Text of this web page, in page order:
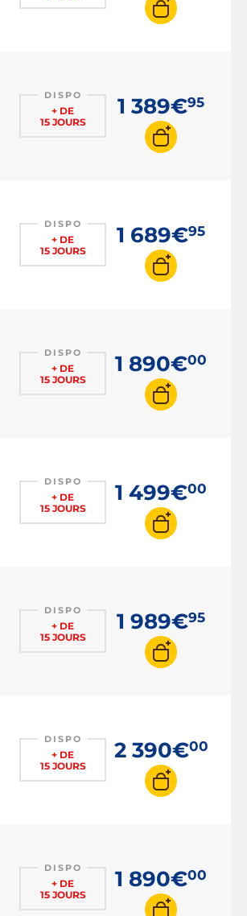
DISPO
+ DE
15 JOURS
1 389€95
DISPO
+ DE
15 JOURS
1 689€95
DISPO
+ DE
15 JOURS
1 890€00
DISPO
+ DE
15 JOURS
1 499€00
DISPO
+ DE
15 JOURS
1 989€95
DISPO
+ DE
15 JOURS
2 390€00
DISPO
+ DE
15 JOURS
1 890€00